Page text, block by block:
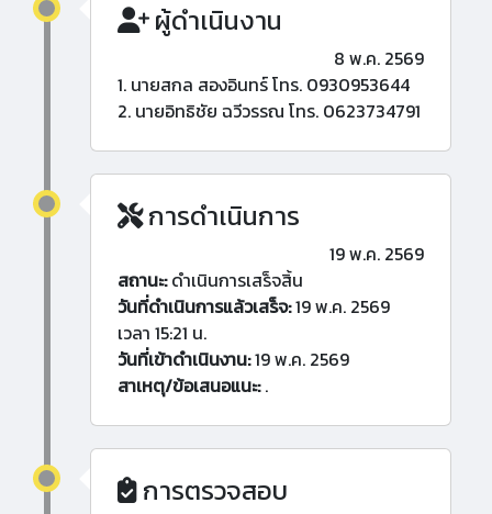
ผู้ดำเนินงาน
8 พ.ค. 2569
1. นายสกล สองอินทร์ โทร. 0930953644
2. นายอิทธิชัย ฉวีวรรณ โทร. 0623734791
การดำเนินการ
19 พ.ค. 2569
สถานะ:ดำเนินการเสร็จสิ้น
วันที่ดำเนินการแล้วเสร็จ:19 พ.ค. 2569
เวลา 15:21 น.
วันที่เข้าดำเนินงาน:19 พ.ค. 2569
สาเหตุ/ข้อเสนอแนะ:.
การตรวจสอบ